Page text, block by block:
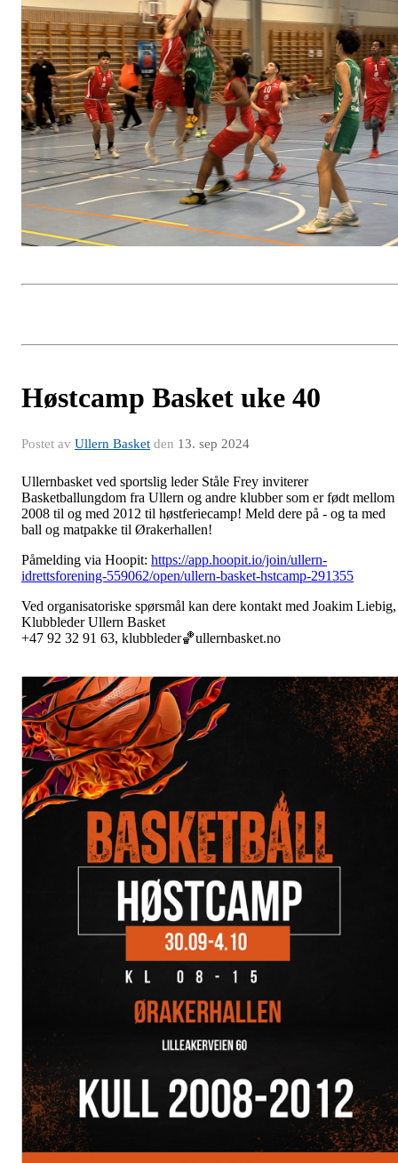
Høstcamp Basket uke 40
Postet av Ullern Basket den 13. sep 2024
Ullernbasket ved sportslig leder Ståle Frey inviterer
Basketballungdom fra Ullern og andre klubber som er født mellom
2008 til og med 2012 til høstferiecamp! Meld dere på - og ta med
ball og matpakke til Ørakerhallen!
Påmelding via Hoopit: https://app.hoopit.io/join/ullern-
idrettsforening-559062/open/ullern-basket-hstcamp-291355
Ved organisatoriske spørsmål kan dere kontakt med Joakim Liebig,
Klubbleder Ullern Basket
+47 92 32 91 63, klubbleder🏀ullernbasket.no